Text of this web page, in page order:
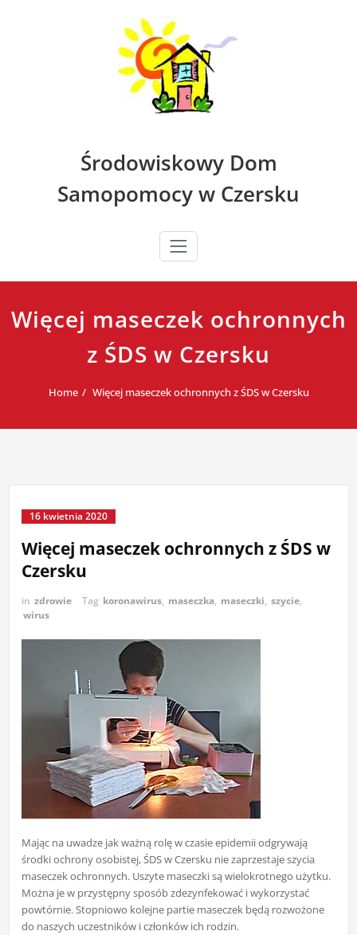
Środowiskowy Dom
Samopomocy w Czersku
Więcej maseczek ochronnych
z ŚDS w Czersku
Home Więcej maseczek ochronnych z ŚDS w Czersku
16 kwietnia 2020
Więcej maseczek ochronnych z ŚDS w
Czersku
in zdrowie Tag koronawirus, maseczka, maseczki, szycie,
wirus
Mając na uwadze jak ważną rolę w czasie epidemii odgrywają
środki ochrony osobistej, ŚDS w Czersku nie zaprzestaje szycia
maseczek ochronnych. Uszyte maseczki są wielokrotnego użytku.
Można je w przystępny sposób zdezynfekować i wykorzystać
powtórnie. Stopniowo kolejne partie maseczek będą rozwożone
do naszych uczestników i członków ich rodzin.